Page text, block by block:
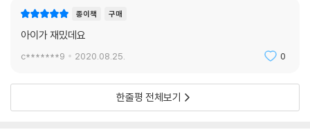
종이책 구매
아이가 재밌데요
c*******9 2020.08.25. 0
한줄평 전체보기